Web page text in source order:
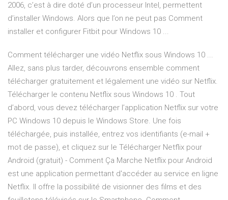
2006, c’est à dire doté d’un processeur Intel, permettent
d’installer Windows. Alors que l’on ne peut pas Comment
installer et configurer Fitbit pour Windows 10 ...
Comment télécharger une vidéo Netflix sous Windows 10 ...
Allez, sans plus tarder, découvrons ensemble comment
télécharger gratuitement et légalement une vidéo sur Netflix.
Télécharger le contenu Netflix sous Windows 10 . Tout
d’abord, vous devez télécharger l’application Netflix sur votre
PC Windows 10 depuis le Windows Store. Une fois
téléchargée, puis installée, entrez vos identifiants (e-mail +
mot de passe), et cliquez sur le Télécharger Netflix pour
Android (gratuit) - Comment Ça Marche Netflix pour Android
est une application permettant d'accéder au service en ligne
Netflix. Il offre la possibilité de visionner des films et des